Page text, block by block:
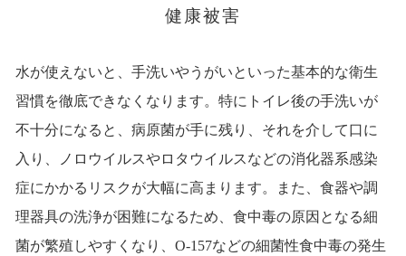
健康被害
水が使えないと、手洗いやうがいといった基本的な衛生
習慣を徹底できなくなります。特にトイレ後の手洗いが
不十分になると、病原菌が手に残り、それを介して口に
入り、ノロウイルスやロタウイルスなどの消化器系感染
症にかかるリスクが大幅に高まります。また、食器や調
理器具の洗浄が困難になるため、食中毒の原因となる細
菌が繁殖しやすくなり、O-157などの細菌性食中毒の発生